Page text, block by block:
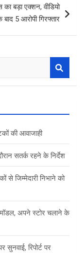
का बड़ा एक्शन, वीडियो
5 आरोपी गिरफ्तार
की आवाजाही
सतर्क रहने के निर्देश
से जिम्मेदारी निभाने को
अपने स्टोर चलाने के
सुनवाई, रिपोर्ट पर